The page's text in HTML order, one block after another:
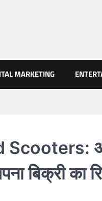
MARKETING
Scooters:
बिक्री का